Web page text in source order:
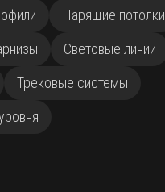
Парящие потолки
Световые линии
Трековые системы